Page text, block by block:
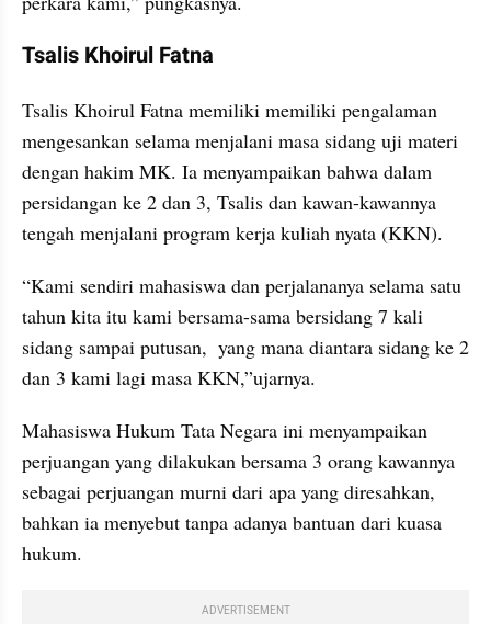
Tsalis Khoirul Fatna
Tsalis Khoirul Fatna memiliki memiliki pengalaman
mengesankan selama menjalani masa sidang uji materi
dengan hakim MK. Ia menyampaikan bahwa dalam
persidangan ke 2 dan 3, Tsalis dan kawan-kawannya
tengah menjalani program kerja kuliah nyata (KKN).
“Kami sendiri mahasiswa dan perjalananya selama satu
tahun kita itu kami bersama-sama bersidang 7 kali
sidang sampai putusan,  yang mana diantara sidang ke 2
dan 3 kami lagi masa KKN,”ujarnya.
Mahasiswa Hukum Tata Negara ini menyampaikan
perjuangan yang dilakukan bersama 3 orang kawannya
sebagai perjuangan murni dari apa yang diresahkan,
bahkan ia menyebut tanpa adanya bantuan dari kuasa
hukum.
ADVERTISEMENT